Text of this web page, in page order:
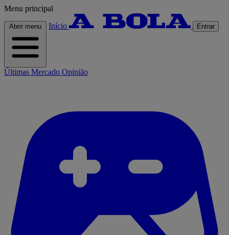
Menu principal
Abrir menu Início Entrar
Últimas Mercado Opinião